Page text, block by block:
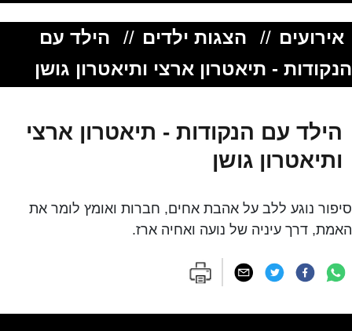
אירועים // הצגות ילדים //
הילד עם
הנקודות - תיאטרון ארצי ותיאטרון גושן
הילד עם הנקודות - תיאטרון ארצי
ותיאטרון גושן
סיפור נוגע ללב על אהבת אחים, חברות ואומץ לומר את
האמת, דרך עיניה של נועה ואחיה ארז.